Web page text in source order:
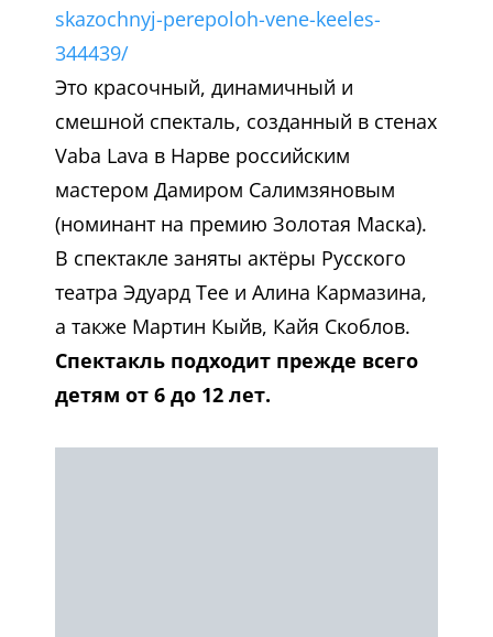
skazochnyj-perepoloh-vene-keeles-
344439/
Это красочный, динамичный и
смешной спекталь, созданный в стенах
Vaba Lava в Нарве российским
мастером Дамиром Салимзяновым
(номинант на премию Золотая Маска).
В спектакле заняты актёры Русского
театра Эдуард Тее и Алина Кармазина,
а также Мартин Кыйв, Кайя Скоблов.
Спектакль подходит прежде всего
детям от 6 до 12 лет.